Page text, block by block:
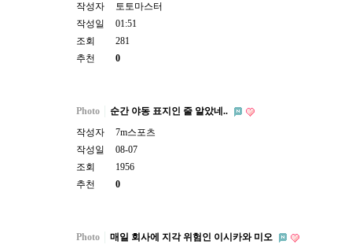
작성자
토토마스터
작성일
01:51
조회
281
추천
0
Photo
순간 야동 표지인 줄 알았네..
작성자
7m스포츠
작성일
08-07
조회
1956
추천
0
Photo
매일 회사에 지각 위험인 이시카와 미오